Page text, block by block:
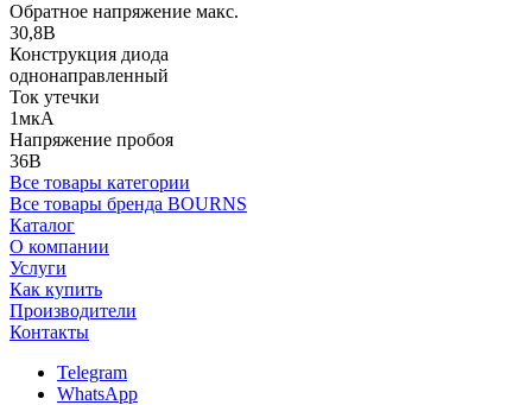
Обратное напряжение макс.
30,8В
Конструкция диода
однонаправленный
Ток утечки
1мкА
Напряжение пробоя
36В
Все товары категории
Все товары бренда BOURNS
Каталог
О компании
Услуги
Как купить
Производители
Контакты
Telegram
WhatsApp